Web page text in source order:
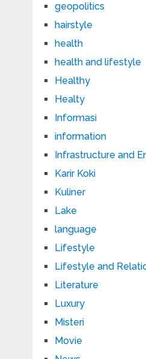
geopolitics
hairstyle
health
health and lifestyle
Healthy
Healty
Informasi
information
Infrastructure and
Karir Koki
Kuliner
Lake
language
Lifestyle
Lifestyle and
Literature
Luxury
Misteri
Movie